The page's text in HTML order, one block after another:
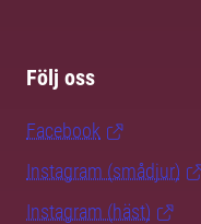
Följ oss
Facebook
Instagram (smådjur)
Instagram (häst)